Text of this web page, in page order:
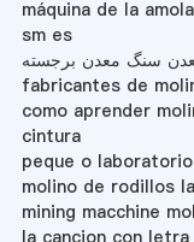
máquina de la
sm es
سنگ معدن برجسته
fabricantes de
como aprender
cintura
peque o
molino de rodillos
mining macchine
la cancion con